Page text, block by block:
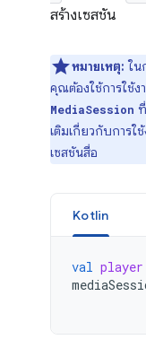
สร้างเซสชัน
หมายเหตุ: ใน
คุณต้องใช้การใช้ง
MediaSession
เติมเกี่ยวกับการใ
เซสชันสื่อ
Kotlin
val player